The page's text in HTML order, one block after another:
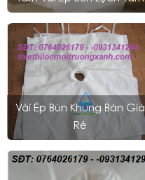
Vải Ép Bùn Khung Bản Giá
Rẻ